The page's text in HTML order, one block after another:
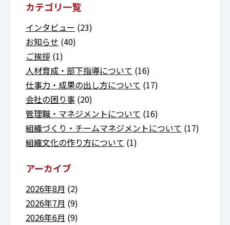
カテゴリ一覧
インタビュー (23)
お知らせ (40)
ご挨拶 (1)
人材育成・部下指導について (16)
仕事力・成果の出し方について (17)
会社の困り事 (20)
管理職・マネジメントについて (16)
組織づくり・チームマネジメントについて (17)
組織文化の作り方について (1)
アーカイブ
2026年8月 (2)
2026年7月 (9)
2026年6月 (9)